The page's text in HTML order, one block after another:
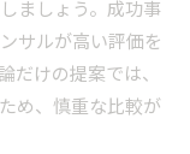
ましょう。成功事
サルが高い評価を
だけの提案では、
め、慎重な比較が